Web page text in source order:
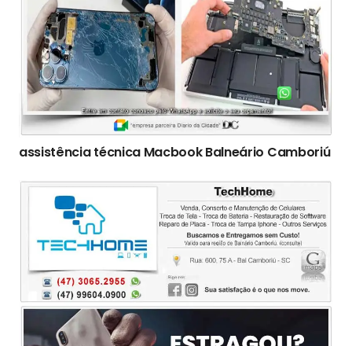
assistência técnica Macbook Balneário Camboriú